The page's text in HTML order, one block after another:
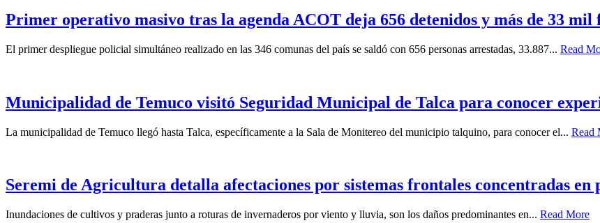
Primer operativo masivo tras la agenda ACOT deja 656 detenidos y más de 33 mil
El primer despliegue policial simultáneo realizado en las 346 comunas del país se saldó con 656 personas arrestadas, 33.887... Read
Municipalidad de Temuco visitó Seguridad Municipal de Talca para conocer
La municipalidad de Temuco llegó hasta Talca, específicamente a la Sala de Monitereo del municipio talquino, para conocer el... Read
Seremi de Agricultura detalla afectaciones por sistemas frontales concentradas en
Inundaciones de cultivos y praderas junto a roturas de invernaderos por viento y lluvia, son los daños predominantes en... Read More